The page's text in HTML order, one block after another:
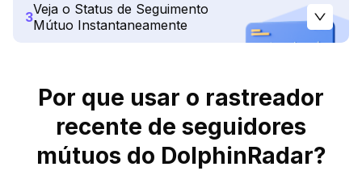
3Veja o Status de Seguimento
Mútuo Instantaneamente
Por que usar o rastreador
recente de seguidores
mútuos do DolphinRadar?